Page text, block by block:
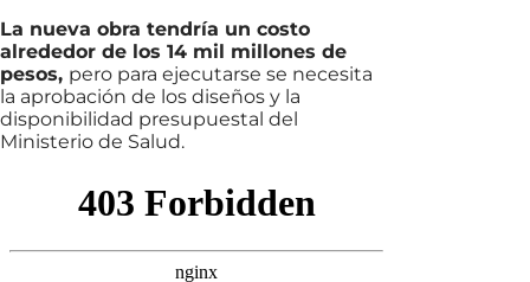
La nueva obra tendría un costo
alrededor de los 14 mil millones de
pesos, pero para ejecutarse se necesita
la aprobación de los diseños y la
disponibilidad presupuestal del
Ministerio de Salud.